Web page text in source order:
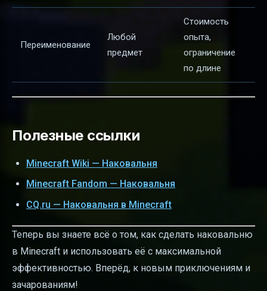
Переименование
Любой
предмет
Стоимость
опыта,
ограничение
по длине
Полезные ссылки
Minecraft Wiki — Наковальня
Minecraft Fandom — Наковальня
CQ.ru — Наковальня в Minecraft
Теперь вы знаете всё о том, как сделать наковальню
в Minecraft и использовать её с максимальной
эффективностью. Вперёд, к новым приключениям и
зачарованиям!